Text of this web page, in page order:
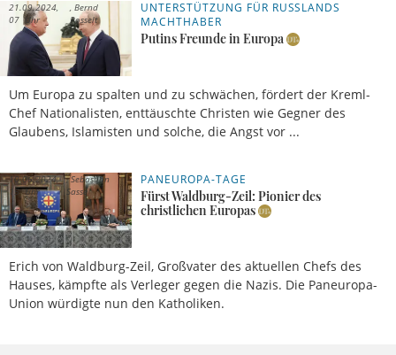
UNTERSTÜTZUNG FÜR RUSSLANDS
MACHTHABER
Putins Freunde in Europa
Um Europa zu spalten und zu schwächen, fördert der Kreml-
Chef Nationalisten, enttäuschte Christen wie Gegner des
Glaubens, Islamisten und solche, die Angst vor ...
21.09.2024,
07 Uhr
Bernd
Posselt
PANEUROPA-TAGE
Fürst Waldburg-Zeil: Pionier des
christlichen Europas
Erich von Waldburg-Zeil, Großvater des aktuellen Chefs des
Hauses, kämpfte als Verleger gegen die Nazis. Die Paneuropa-
Union würdigte nun den Katholiken.
10.06.2024,
15 Uhr
Sebastian
Sasse